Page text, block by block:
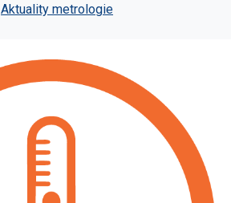
Aktuality metrologie